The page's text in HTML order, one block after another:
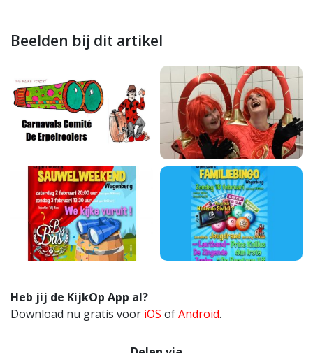
Beelden bij dit artikel
Heb jij de KijkOp App al?
Download nu gratis voor iOS ofAndroid.